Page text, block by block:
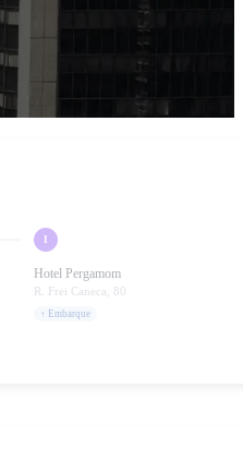
Hotel Pergamom
R. Frei Caneca, 80
↑ Embarque